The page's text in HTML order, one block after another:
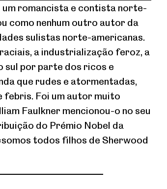
romancista e contista norte-
como nenhum outro autor da
sulistas norte-americanas.
a industrialização feroz, a
sul por parte dos ricos e
que rudes e atormentadas,
febris. Foi um autor muito
Faulkner mencionou-o no seu
do Prémio Nobel da
todos filhos de Sherwood